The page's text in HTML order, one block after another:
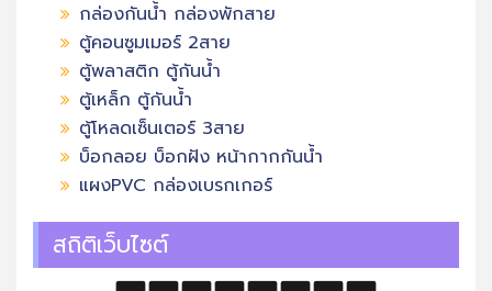
กล่องกันน้ำ กล่องพักสาย
ตู้คอนซูมเมอร์ 2สาย
ตู้พลาสติก ตู้กันน้ำ
ตู้เหล็ก ตู้กันน้ำ
ตู้โหลดเซ็นเตอร์ 3สาย
บ็อกลอย บ็อกฝัง หน้ากากกันน้ำ
แผงPVC กล่องเบรกเกอร์
สถิติเว็บไซต์